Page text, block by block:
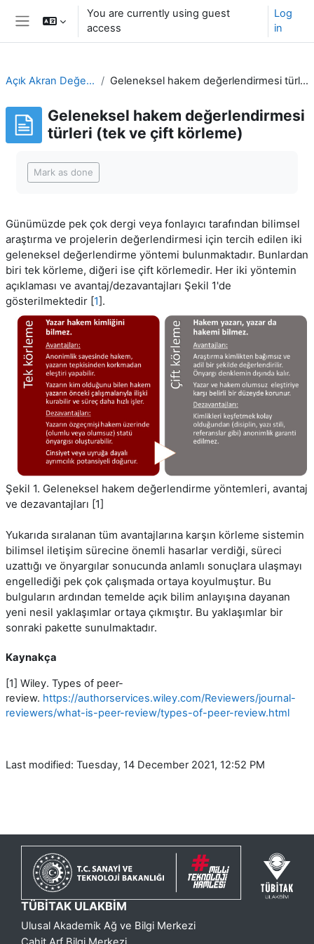
Skip to main content
Side panel
You are currently using guest
access
Log
in
Açık Akran Değerlendirmesi Geleneksel hakem değerlendirmesi türleri (tek ve çift körleme)
Geleneksel hakem değerlendirmesi
türleri (tek ve çift körleme)
Mark as done
Günümüzde pek çok dergi veya fonlayıcı tarafından bilimsel
araştırma ve projelerin değerlendirmesi için tercih edilen iki
geleneksel değerlendirme yöntemi bulunmaktadır. Bunlardan
biri tek körleme, diğeri ise çift körlemedir. Her iki yöntemin
açıklaması ve avantaj/dezavantajları Şekil 1'de
gösterilmektedir [1].
Şekil 1. Geleneksel hakem değerlendirme yöntemleri, avantaj
ve dezavantajları [1]
Yukarıda sıralanan tüm avantajlarına karşın körleme sistemin
bilimsel iletişim sürecine önemli hasarlar verdiği, süreci
uzattığı ve önyargılar sonucunda anlamlı sonuçlara ulaşmayı
engellediği pek çok çalışmada ortaya koyulmuştur. Bu
bulguların ardından temelde açık bilim anlayışına dayanan
yeni nesil yaklaşımlar ortaya çıkmıştır. Bu yaklaşımlar bir
sonraki pakette sunulmaktadır.
Kaynakça
[1] Wiley. Types of peer-
review. https://authorservices.wiley.com/Reviewers/journal-
reviewers/what-is-peer-review/types-of-peer-review.html
Last modified: Tuesday, 14 December 2021, 12:52 PM
TÜBİTAK ULAKBİM
Ulusal Akademik Ağ ve Bilgi Merkezi